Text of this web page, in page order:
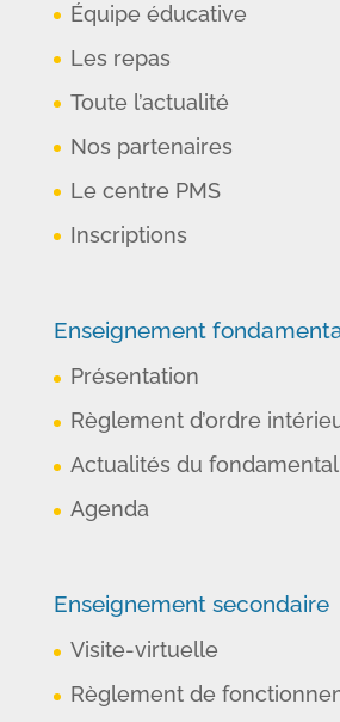
Équipe éducative
Les repas
Toute l’actualité
Nos partenaires
Le centre PMS
Inscriptions
Enseignement
Présentation
Règlement d’ordre
Actualités du fondamental
Agenda
Enseignement secondaire
Visite-virtuelle
Règlement de